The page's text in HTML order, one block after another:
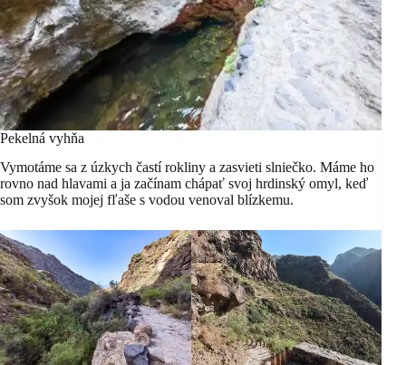
Pekelná vyhňa
Vymotáme sa z úzkych častí rokliny a zasvieti slniečko. Máme ho
rovno nad hlavami a ja začínam chápať svoj hrdinský omyl, keď
som zvyšok mojej fľaše s vodou venoval blízkemu.